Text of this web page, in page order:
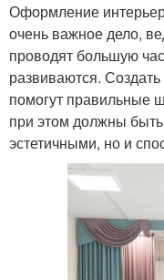
Оформление
очень важное дело,
проводят большую
развиваются.
помогут правильные
при этом должны
эстетичными, но и